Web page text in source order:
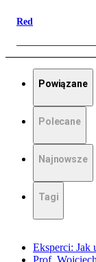
Red
Powiązane
Polecane
Najnowsze
Tagi
Eksperci: Jak
Prof.